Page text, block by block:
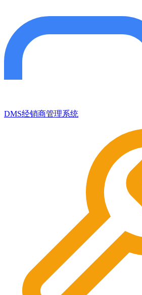
DMS经销商管理系统